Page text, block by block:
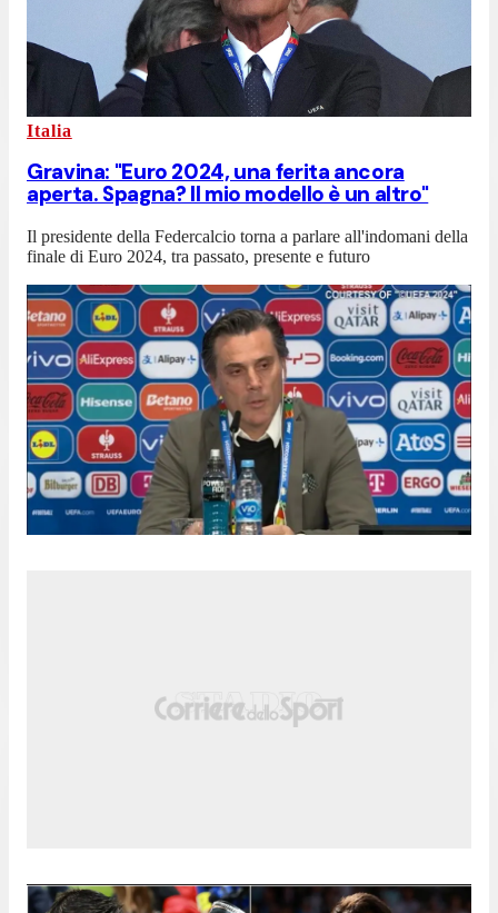
Italia
Gravina: "Euro 2024, una ferita ancora
aperta. Spagna? Il mio modello è un altro"
Il presidente della Federcalcio torna a parlare all'indomani della
finale di Euro 2024, tra passato, presente e futuro